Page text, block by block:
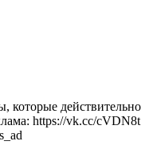
которые действительно
https://vk.cc/cVDN8t